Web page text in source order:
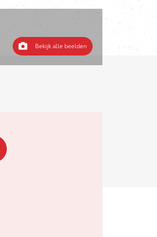
Bekijk alle beelden